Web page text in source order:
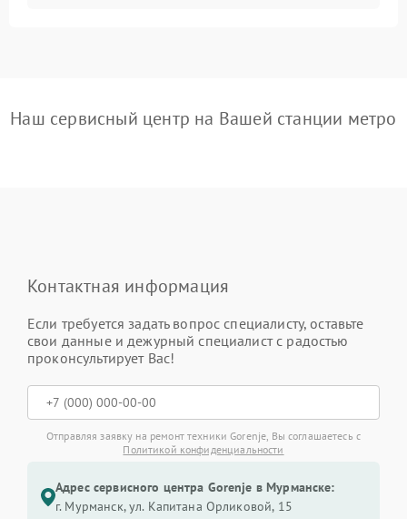
Наш сервисный центр на Вашей станции метро
Контактная информация
Если требуется задать вопрос специалисту, оставьте
свои данные и дежурный специалист с радостью
проконсультирует Вас!
Отправляя заявку на ремонт техники Gorenje, Вы соглашаетесь с
Политикой конфиденциальности
Адрес сервисного центра Gorenje в Мурманске:
г. Мурманск, ул. Капитана Орликовой, 15